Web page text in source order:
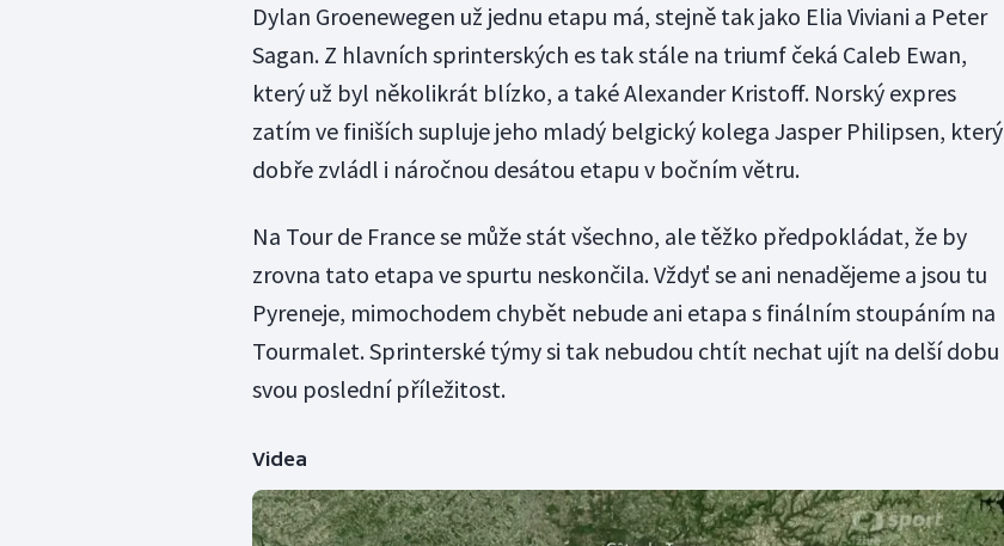
Dylan Groenewegen už jednu etapu má, stejně tak jako Elia Viviani a Peter
Sagan. Z hlavních sprinterských es tak stále na triumf čeká Caleb Ewan,
který už byl několikrát blízko, a také Alexander Kristoff. Norský expres
zatím ve finiších supluje jeho mladý belgický kolega Jasper Philipsen, který
dobře zvládl i náročnou desátou etapu v bočním větru.
Na Tour de France se může stát všechno, ale těžko předpokládat, že by
zrovna tato etapa ve spurtu neskončila. Vždyť se ani nenadějeme a jsou tu
Pyreneje, mimochodem chybět nebude ani etapa s finálním stoupáním na
Tourmalet. Sprinterské týmy si tak nebudou chtít nechat ujít na delší dobu
svou poslední příležitost.
Videa